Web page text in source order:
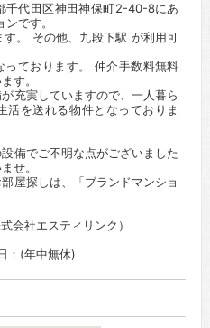
千代田区神田神保町2-40-8にあ
です。
。 その他、九段下駅 が利用可
ております。 仲介手数料無料
す。
充実していますので、一人暮ら
活を送れる物件となっておりま
備でご不明な点がございました
せ。
屋探しは、「ブランドマンショ
会社エスティリンク）
：(年中無休)